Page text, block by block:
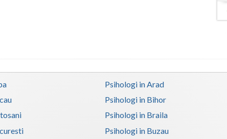
Psihologi in Arad
Psihologi in Bihor
Psihologi in Braila
Psihologi in Buzau